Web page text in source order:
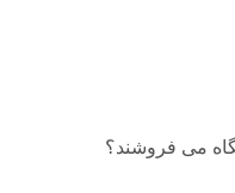
می فروشند؟